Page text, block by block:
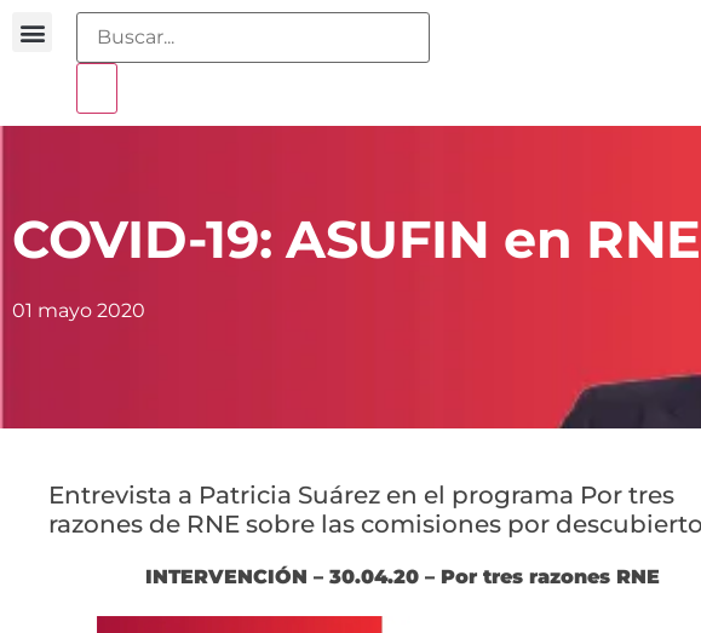
COVID-19: ASUFIN en
01 mayo 2020
Entrevista a Patricia Suárez en el programa Por tres
razones de RNE sobre las comisiones por descubierto
INTERVENCIÓN – 30.04.20 – Por tres razones RNE